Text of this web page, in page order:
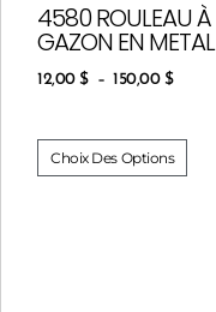
4580 ROULEAU À
GAZON EN METAL
12,00$ – 150,00 $
Choix Des Options